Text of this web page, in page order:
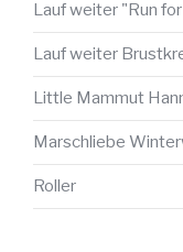
Lauf weiter "Run
Lauf weiter
Little Mammut
Marschliebe
Roller